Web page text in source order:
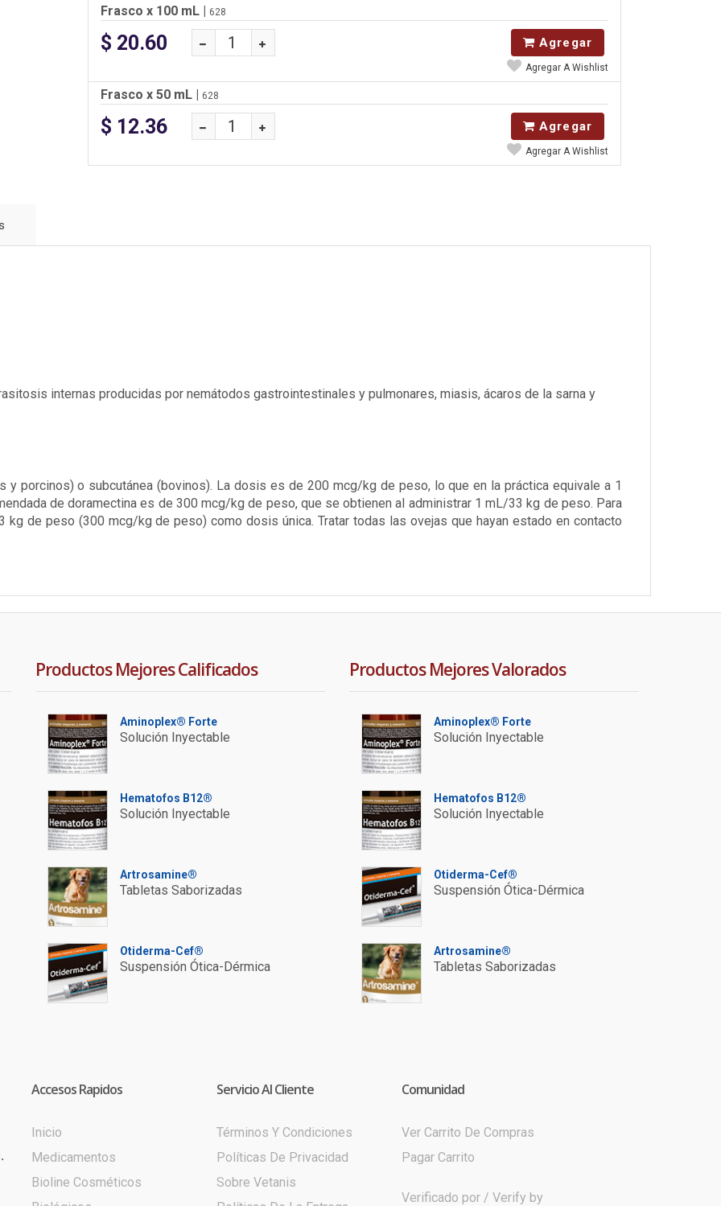
Frasco x 100 mL| 628
$ 20.60 Agregar
Agregar A Wishlist
Frasco x 50 mL | 628
$ 12.36 Agregar
Agregar A Wishlist
internas producidas por nemátodos gastrointestinales y pulmonares, miasis, ácaros de la sarna y
y porcinos) o subcutánea (bovinos). La dosis es de 200 mcg/kg de peso, lo que en la práctica equivale a 1
de doramectina es de 300 mcg/kg de peso, que se obtienen al administrar 1 mL/33 kg de peso. Para
kg de peso (300 mcg/kg de peso) como dosis única. Tratar todas las ovejas que hayan estado en contacto
Productos Mejores Calificados
Aminoplex® Forte
Solución Inyectable
Hematofos B12®
Solución Inyectable
Artrosamine®
Tabletas Saborizadas
Otiderma-Cef®
Suspensión Ótica-Dérmica
Productos Mejores Valorados
Aminoplex® Forte
Solución Inyectable
Hematofos B12®
Solución Inyectable
Otiderma-Cef®
Suspensión Ótica-Dérmica
Artrosamine®
Tabletas Saborizadas
Accesos Rapidos
Inicio
Medicamentos
Bioline Cosméticos
Servicio Al Cliente
Términos Y Condiciones
Políticas De Privacidad
Sobre Vetanis
Comunidad
Ver Carrito De Compras
Pagar Carrito
Verificado por / Verify by